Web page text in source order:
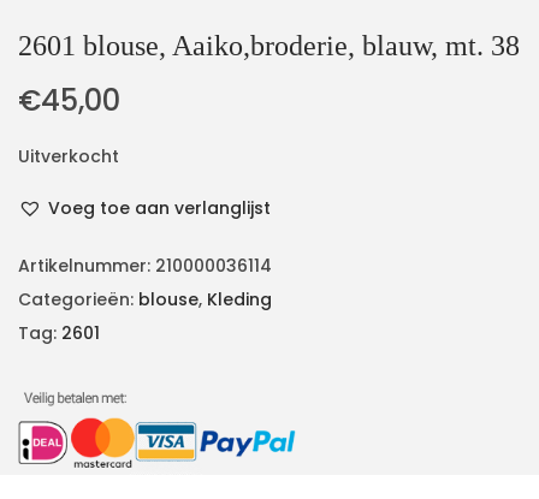
2601 blouse, Aaiko,broderie, blauw, mt. 38
€45,00
Uitverkocht
Voeg toe aan verlanglijst
Artikelnummer: 210000036114
Categorieën: blouse, Kleding
Tag: 2601